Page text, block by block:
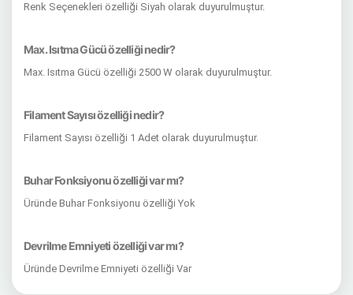
Renk Seçenekleri özelliği Siyah olarak duyurulmuştur.
Max. Isıtma Gücü özelliği nedir?
Max. Isıtma Gücü özelliği 2500 W olarak duyurulmuştur.
Filament Sayısı özelliği nedir?
Filament Sayısı özelliği 1 Adet olarak duyurulmuştur.
Buhar Fonksiyonu özelliği var mı?
Üründe Buhar Fonksiyonu özelliği Yok
Devrilme Emniyeti özelliği var mı?
Üründe Devrilme Emniyeti özelliği Var